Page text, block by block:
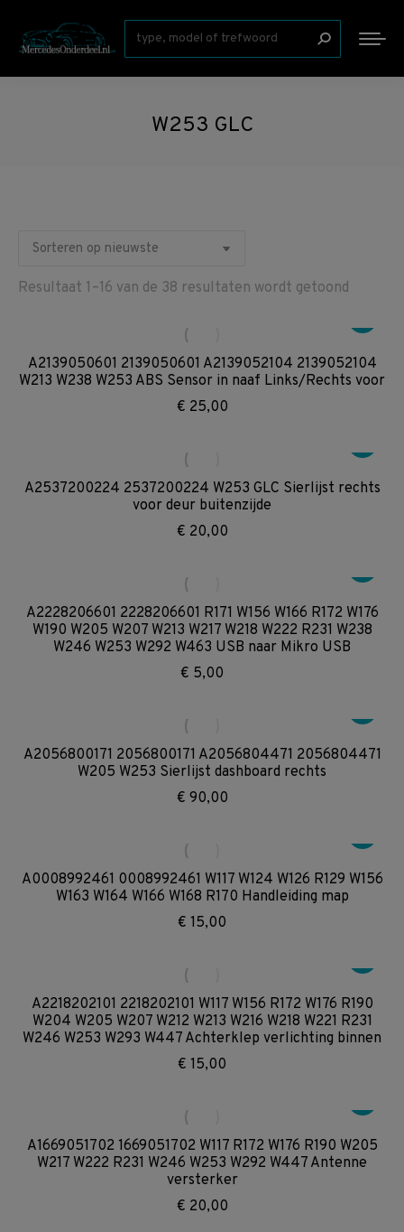
Zoeken:
W253 GLC
Resultaat 1–16 van de 38 resultaten wordt getoond
A2139050601 2139050601 A2139052104 2139052104
W213 W238 W253 ABS Sensor in naaf Links/Rechts voor
€ 25,00
A2537200224 2537200224 W253 GLC Sierlijst rechts
voor deur buitenzijde
€ 20,00
A2228206601 2228206601 R171 W156 W166 R172 W176
W190 W205 W207 W213 W217 W218 W222 R231 W238
W246 W253 W292 W463 USB naar Mikro USB
€ 5,00
A2056800171 2056800171 A2056804471 2056804471
W205 W253 Sierlijst dashboard rechts
€ 90,00
A0008992461 0008992461 W117 W124 W126 R129 W156
W163 W164 W166 W168 R170 Handleiding map
€ 15,00
A2218202101 2218202101 W117 W156 R172 W176 R190
W204 W205 W207 W212 W213 W216 W218 W221 R231
W246 W253 W293 W447 Achterklep verlichting binnen
€ 15,00
A1669051702 1669051702 W117 R172 W176 R190 W205
W217 W222 R231 W246 W253 W292 W447 Antenne
versterker
€ 20,00